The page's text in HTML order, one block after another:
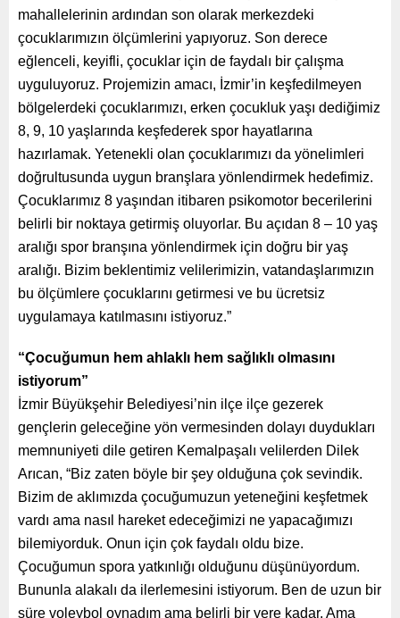
mahallelerinin ardından son olarak merkezdeki
çocuklarımızın ölçümlerini yapıyoruz. Son derece
eğlenceli, keyifli, çocuklar için de faydalı bir çalışma
uyguluyoruz. Projemizin amacı, İzmir’in keşfedilmeyen
bölgelerdeki çocuklarımızı, erken çocukluk yaşı dediğimiz
8, 9, 10 yaşlarında keşfederek spor hayatlarına
hazırlamak. Yetenekli olan çocuklarımızı da yönelimleri
doğrultusunda uygun branşlara yönlendirmek hedefimiz.
Çocuklarımız 8 yaşından itibaren psikomotor becerilerini
belirli bir noktaya getirmiş oluyorlar. Bu açıdan 8 – 10 yaş
aralığı spor branşına yönlendirmek için doğru bir yaş
aralığı. Bizim beklentimiz velilerimizin, vatandaşlarımızın
bu ölçümlere çocuklarını getirmesi ve bu ücretsiz
uygulamaya katılmasını istiyoruz.”
“Çocuğumun hem ahlaklı hem sağlıklı olmasını
istiyorum”
İzmir Büyükşehir Belediyesi’nin ilçe ilçe gezerek
gençlerin geleceğine yön vermesinden dolayı duydukları
memnuniyeti dile getiren Kemalpaşalı velilerden Dilek
Arıcan, “Biz zaten böyle bir şey olduğuna çok sevindik.
Bizim de aklımızda çocuğumuzun yeteneğini keşfetmek
vardı ama nasıl hareket edeceğimizi ne yapacağımızı
bilemiyorduk. Onun için çok faydalı oldu bize.
Çocuğumun spora yatkınlığı olduğunu düşünüyordum.
Bununla alakalı da ilerlemesini istiyorum. Ben de uzun bir
süre voleybol oynadım ama belirli bir yere kadar. Ama